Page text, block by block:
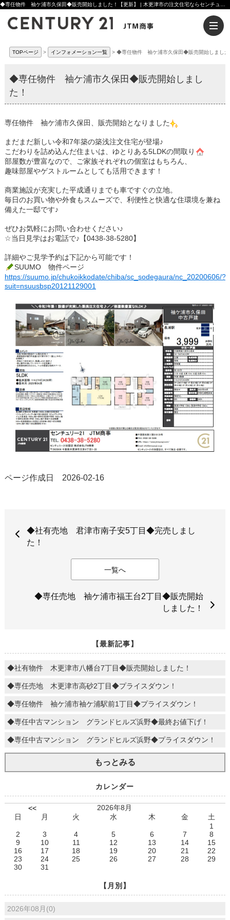
TOPページ インフォメーション一覧 ◆専任物件 袖ケ浦市久保田◆販売開始しました
◆専任物件 袖ケ浦市久保田◆販売開始しまし
た！
専任物件 袖ケ浦市久保田、販売開始となりました
まだまだ新しい令和7年築の築浅注文住宅が登場♪
こだわりを詰め込んだ住まいは、ゆとりある5LDKの間取り
部屋数が豊富なので、ご家族それぞれの個室はもちろん、
趣味部屋やゲストルームとしても活用できます！
商業施設が充実した平成通りまでも車ですぐの立地。
毎日のお買い物や外食もスムーズで、利便性と快適な住環境を兼ね
備えた一邸です♪
ぜひお気軽にお問い合わせください♪
☆当日見学はお電話で♪【0438-38-5280】
詳細やご見学予約は下記から可能です！
SUUMO 物件ページ
https://suumo.jp/chukoikkodate/chiba/sc_sodegaura/nc_20200606/?
suit=nsuusbsp20121129001
ページ作成日 2026-02-16
◆社有売地 君津市南子安5丁目◆完売しまし
た！
一覧へ
◆専任売地 袖ケ浦市福王台2丁目◆販売開始
しました！
【最新記事】
◆社有物件 木更津市八幡台7丁目◆販売開始しました！
◆専任売地 木更津市高砂2丁目◆プライスダウン！
◆専任物件 袖ケ浦市袖ケ浦駅前1丁目◆プライスダウン！
◆専任中古マンション グランドヒルズ浜野◆最終お値下げ！
◆専任中古マンション グランドヒルズ浜野◆プライスダウン！
もっとみる
カレンダー
<<
2026年8月
日
月 火 水 木 金
土
1
2
3 4 5 6 7
8
9
10 11 12 13 14
15
16
17 18 19 20 21
22
23
24 25 26 27 28
29
30
31
【月別】
2026年08月(0)